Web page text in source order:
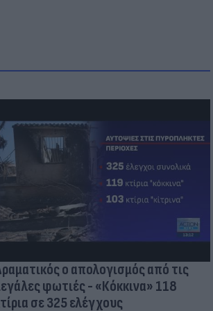
ο απολογισμός από τις
φωτιές - «Κόκκινα» 118
σε 325 ελέγχους